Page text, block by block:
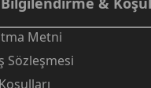
Metni
Sözleşmesi